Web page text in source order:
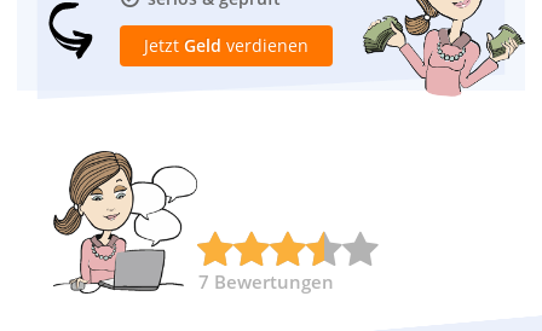
Jetzt Geld verdienen
7 Bewertungen